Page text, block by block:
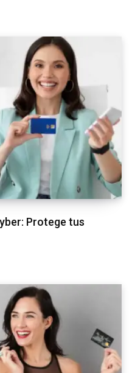
Protege tus